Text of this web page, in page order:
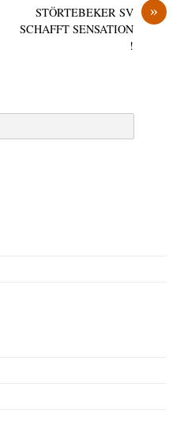
»
STÖRTEBEKER SV
SCHAFFT SENSATION
!